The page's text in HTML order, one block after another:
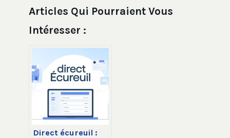
Articles Qui Pourraient Vous
Intéresser :
Direct écureuil :